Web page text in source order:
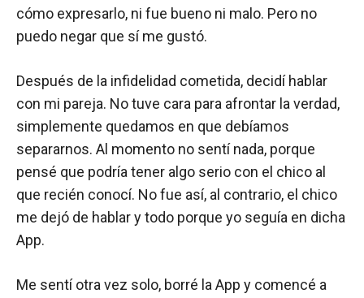
cómo expresarlo, ni fue bueno ni malo. Pero no
puedo negar que sí me gustó.
Después de la infidelidad cometida, decidí hablar
con mi pareja. No tuve cara para afrontar la verdad,
simplemente quedamos en que debíamos
separarnos. Al momento no sentí nada, porque
pensé que podría tener algo serio con el chico al
que recién conocí. No fue así, al contrario, el chico
me dejó de hablar y todo porque yo seguía en dicha
App.
Me sentí otra vez solo, borré la App y comencé a